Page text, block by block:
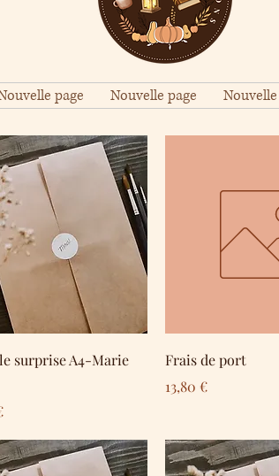
page Nouvelle page
Schnellansicht
surprise A4-Marie
Frais de port
Preis
13,80 €